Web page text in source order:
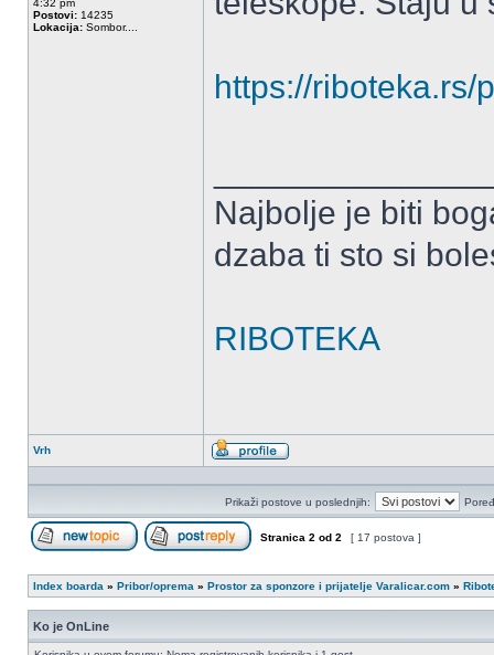
4:32 pm
Postovi: 14235
Lokacija: Sombor....
https://riboteka.rs/
Najbolje je biti
dzaba ti sto si
RIBOTEKA
Vrh
Profil
Prikaži postove u poslednjih:
Stranica 2 od 2 [ 17 postova ]
Index boarda » Pribor/oprema » Prostor za sponzore i prijatelje Varalicar.com »
Ko je OnLine